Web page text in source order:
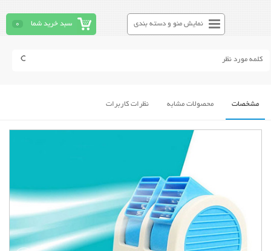
سبد خرید شما 0 نمایش منو و دسته بندی
مشخصات محصولات مشابه نظرات کاربرات